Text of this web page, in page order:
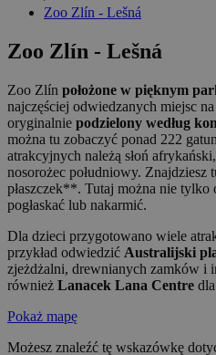
Zoo Zlín - Lešná
Zoo Zlín - Lešná
Zoo Zlín położone w pięknym
najczęściej odwiedzanych miejsc
oryginalnie podzielony według
można tu zobaczyć ponad 222
atrakcyjnych należą słoń
nosorożec południowy.
płaszczek**. Tutaj można nie tylko
pogłaskać lub nakarmić.
Dla dzieci przygotowano wiele
przykład odwiedzić Australijski
zjeżdżalni, drewnianych zamków i
również Lanacek Lana Centre
Pokaż mapę
Możesz znaleźć tę wskazówkę